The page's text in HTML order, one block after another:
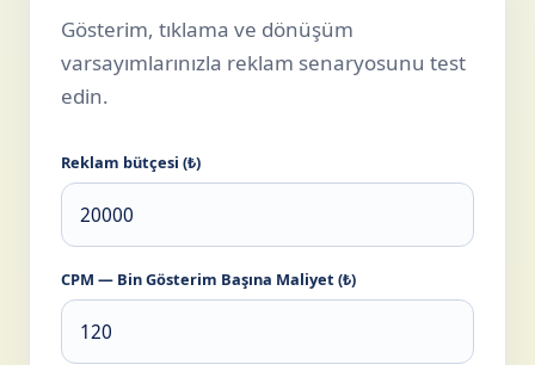
Gösterim, tıklama ve dönüşüm
varsayımlarınızla reklam senaryosunu test
edin.
Reklam bütçesi (₺)
CPM — Bin Gösterim Başına Maliyet (₺)